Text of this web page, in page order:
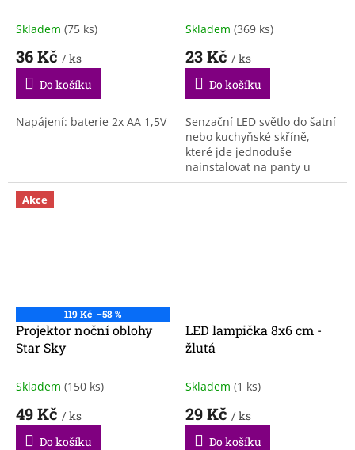
Skladem (75 ks)
36 Kč / ks
Do košíku
Napájení: baterie 2x AA 1,5V
Skladem (369 ks)
23 Kč / ks
Do košíku
Senzační LED světlo do šatní
nebo kuchyňské skříně,
které jde jednoduše
nainstalovat na panty u
skříní.
Akce
119 Kč –58 %
Projektor noční oblohy
Star Sky
Skladem (150 ks)
49 Kč / ks
Do košíku
LED lampička 8x6 cm -
žlutá
Skladem (1 ks)
29 Kč / ks
Do košíku